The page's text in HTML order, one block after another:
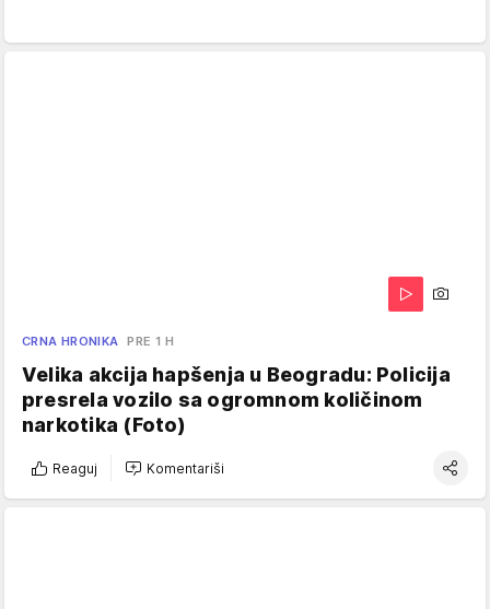
CRNA HRONIKA PRE 1 H
Velika akcija hapšenja u Beogradu: Policija
presrela vozilo sa ogromnom količinom
narkotika (Foto)
Reaguj Komentariši